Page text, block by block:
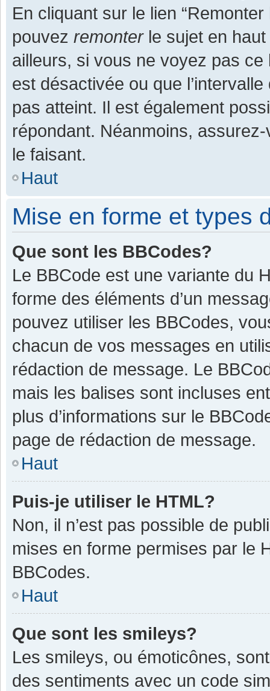
En cliquant sur le lien
pouvez remonterle sujet en haut
ailleurs, si vous ne voyez pas
est désactivée ou que
pas atteint. Il est également
répondant. Néanmoins,
le faisant.
Haut
Mise en forme et types
Que sont les BBCodes?
Le BBCode est une variante du
forme des éléments d’un
pouvez utiliser les BBCodes,
chacun de vos messages en
rédaction de message. Le
mais les balises sont incluses
plus d’informations sur le
page de rédaction de message.
Haut
Puis-je utiliser le HTML?
Non, il n’est pas possible de
mises en forme permises par le
BBCodes.
Haut
Que sont les smileys?
Les smileys, ou émoticônes,
des sentiments avec un code